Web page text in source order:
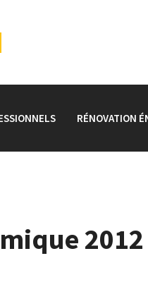
RÉNOVATION
2012